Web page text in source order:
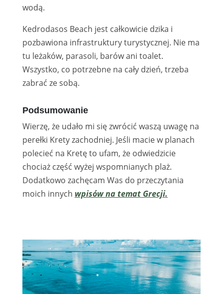
wodą.
Kedrodasos Beach jest całkowicie dzika i
pozbawiona infrastruktury turystycznej. Nie ma
tu leżaków, parasoli, barów ani toalet.
Wszystko, co potrzebne na cały dzień, trzeba
zabrać ze sobą.
Podsumowanie
Wierzę, że udało mi się zwrócić waszą uwagę na
perełki Krety zachodniej. Jeśli macie w planach
polecieć na Kretę to ufam, że odwiedzicie
chociaż część wyżej wspomnianych plaż.
Dodatkowo zachęcam Was do przeczytania
moich innych wpisów na temat Grecji.